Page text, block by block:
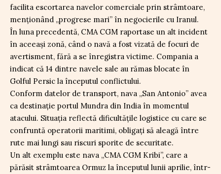
facilita escortarea navelor comerciale prin strâmtoare,
menționând „progrese mari” în negocierile cu Iranul.
În luna precedentă, CMA CGM raportase un alt incident
în aceeași zonă, când o navă a fost vizată de focuri de
avertisment, fără a se înregistra victime. Compania a
indicat că 14 dintre navele sale au rămas blocate în
Golful Persic la începutul conflictului.
Conform datelor de transport, nava „San Antonio” avea
ca destinație portul Mundra din India în momentul
atacului. Situația reflectă dificultățile logistice cu care se
confruntă operatorii maritimi, obligați să aleagă între
rute mai lungi sau riscuri sporite de securitate.
Un alt exemplu este nava „CMA CGM Kribi”, care a
părăsit strâmtoarea Ormuz la începutul lunii aprilie, într-